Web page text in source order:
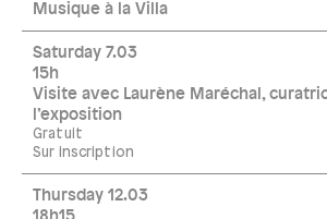
Musique à la Villa
Saturday 7.03
15h
Visite avec Laurène Maréchal,
l’exposition
Gratuit
Sur inscription
Thursday 12.03